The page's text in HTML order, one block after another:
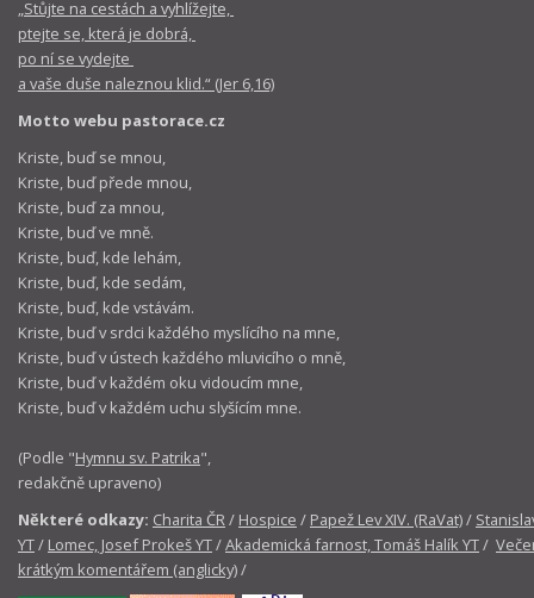
„Stůjte na cestách a vyhlížejte,
ptejte se, která je dobrá,
po ní se vydejte
a vaše duše naleznou klid.“ (Jer 6,16)
Motto webu pastorace.cz
Kriste, buď se mnou,
Kriste, buď přede mnou,
Kriste, buď za mnou,
Kriste, buď ve mně.
Kriste, buď, kde lehám,
Kriste, buď, kde sedám,
Kriste, buď, kde vstávám.
Kriste, buď v srdci každého myslícího na mne,
Kriste, buď v ústech každého mluvicího o mně,
Kriste, buď v každém oku vidoucím mne,
Kriste, buď v každém uchu slyšícím mne.
(Podle "Hymnu sv. Patrika",
redakčně upraveno)
Některé odkazy: Charita ČR/ Hospice / Papež Lev XIV. (RaVat)/
YT/ Lomec, Josef Prokeš YT/Akademická farnost, Tomáš Halík YT/
krátkým komentářem (anglicky)/